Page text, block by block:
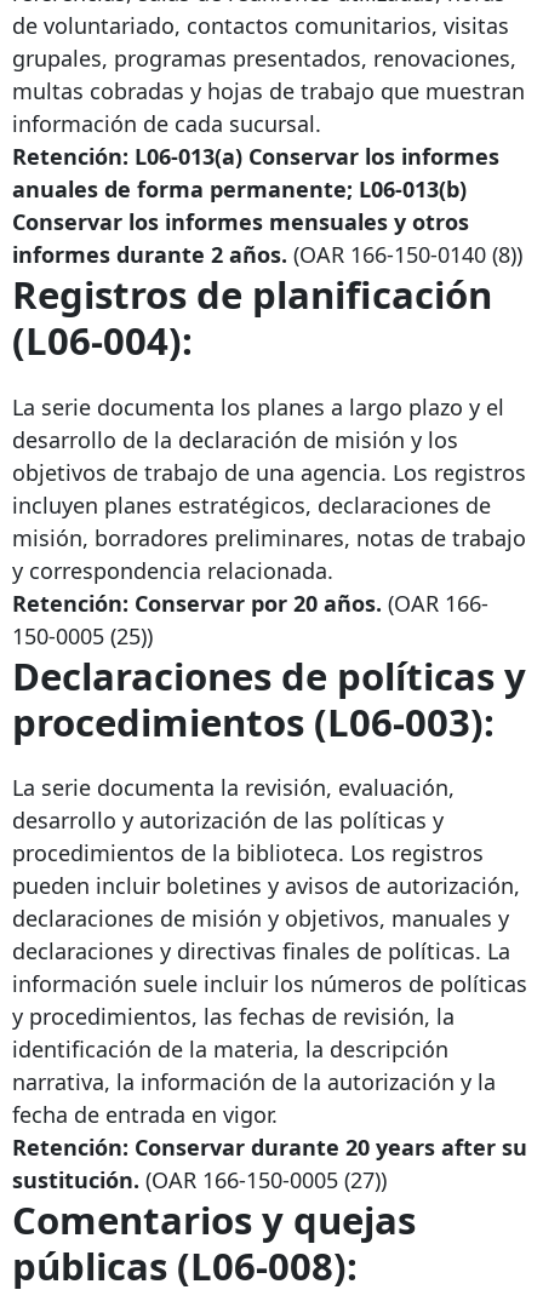
de voluntariado, contactos comunitarios, visitas
grupales, programas presentados, renovaciones,
multas cobradas y hojas de trabajo que muestran
información de cada sucursal.
Retención: L06-013(a) Conservar los informes
anuales de forma permanente; L06-013(b)
Conservar los informes mensuales y otros
informes durante 2 años. (OAR 166-150-0140 (8))
Registros de planificación
(L06-004):
La serie documenta los planes a largo plazo y el
desarrollo de la declaración de misión y los
objetivos de trabajo de una agencia. Los registros
incluyen planes estratégicos, declaraciones de
misión, borradores preliminares, notas de trabajo
y correspondencia relacionada.
Retención: Conservar por 20 años. (OAR 166-
150-0005 (25))
Declaraciones de políticas y
procedimientos (L06-003):
La serie documenta la revisión, evaluación,
desarrollo y autorización de las políticas y
procedimientos de la biblioteca. Los registros
pueden incluir boletines y avisos de autorización,
declaraciones de misión y objetivos, manuales y
declaraciones y directivas finales de políticas. La
información suele incluir los números de políticas
y procedimientos, las fechas de revisión, la
identificación de la materia, la descripción
narrativa, la información de la autorización y la
fecha de entrada en vigor.
Retención: Conservar durante 20 years after su
sustitución. (OAR 166-150-0005 (27))
Comentarios y quejas
públicas (L06-008):